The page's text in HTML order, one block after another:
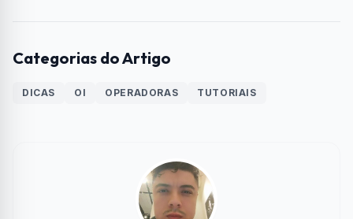
Categorias do Artigo
DICAS OI OPERADORAS TUTORIAIS